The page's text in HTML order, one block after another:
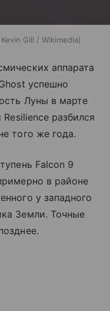
Kevin Gill / Wikimedia
аппарата
успешно
Луны в марте
разбился
того же года.
Falcon 9
в районе
у западного
Земли. Точные